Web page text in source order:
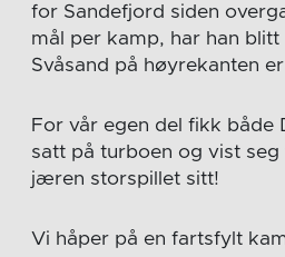
for Sandefjord siden
mål per kamp, har han
Svåsand på høyrekanten
For vår egen del fikk både
satt på turboen og vist
jæren storspillet sitt!
Vi håper på en fartsfylt